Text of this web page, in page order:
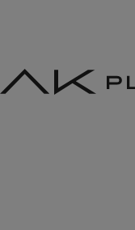
AK
PLAZA